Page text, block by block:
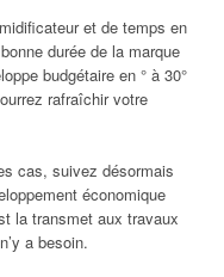
et de temps en
durée de la marque
budgétaire en ° à 30°
rafraîchir votre
cas, suivez désormais
économique
la transmet aux travaux
a besoin.